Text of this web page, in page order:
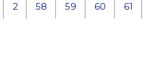
2 58 59 60 61